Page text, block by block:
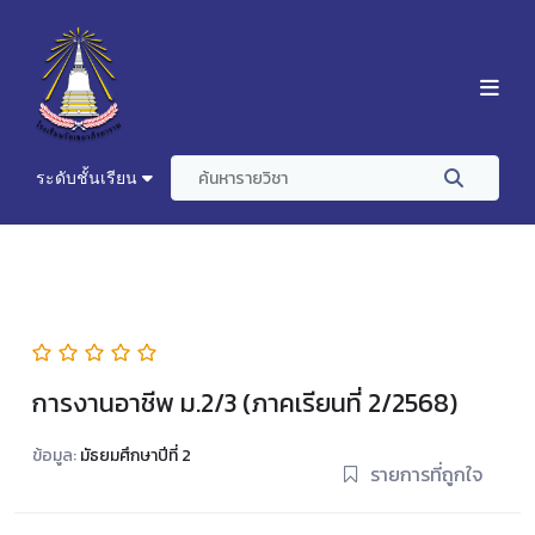
ระดับชั้นเรียน
การงานอาชีพ ม.2/3 (ภาคเรียนที่ 2/2568)
ข้อมูล:มัธยมศึกษาปีที่ 2
รายการที่ถูกใจ